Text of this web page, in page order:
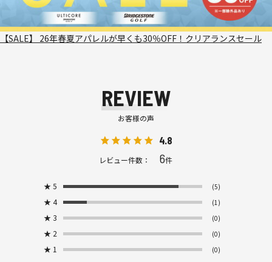
【SALE】 26年春夏アパレルが早くも30％OFF！クリアランスセール
REVIEW
お客様の声
4.8
レビュー件数： 6件
★ 5 (5)
★ 4 (1)
★ 3 (0)
★ 2 (0)
★ 1 (0)